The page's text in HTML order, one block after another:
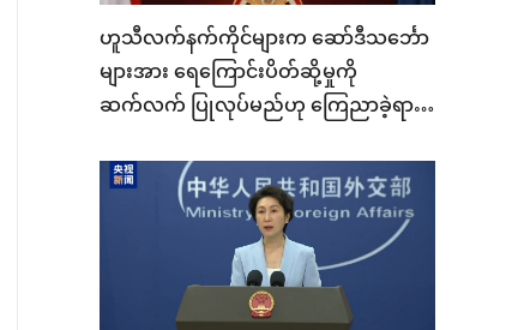
ဟူသီလက်နက်ကိုင်များက ဆော်ဒီသင်္ဘော
များအား ရေကြောင်းပိတ်ဆို့မှုကို
ဆက်လက် ပြုလုပ်မည်ဟု ကြေညာခဲ့ရာ
ပြောင်းခဲ့ရ